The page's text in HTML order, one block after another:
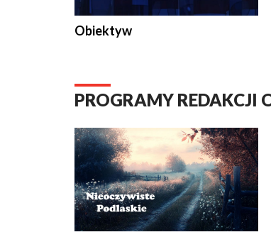
Obiektyw
PROGRAMY REDAKCJI